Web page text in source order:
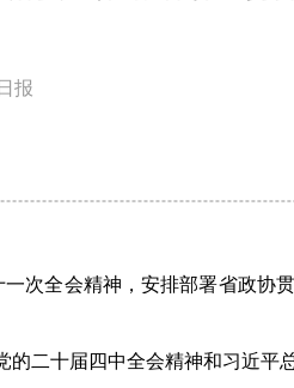
报
次全会精神，安排部署省政协
十届四中全会精神和习近平